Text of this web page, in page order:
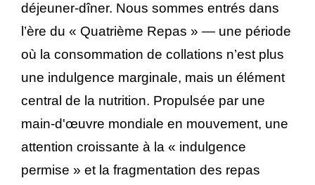
déjeuner-dîner. Nous sommes entrés dans
l’ère du « Quatrième Repas » — une période
où la consommation de collations n’est plus
une indulgence marginale, mais un élément
central de la nutrition. Propulsée par une
main-d'œuvre mondiale en mouvement, une
attention croissante à la « indulgence
permise » et la fragmentation des repas